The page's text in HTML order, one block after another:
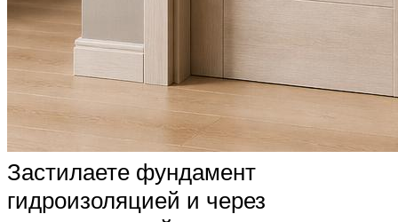
Застилаете фундамент
гидроизоляцией и через